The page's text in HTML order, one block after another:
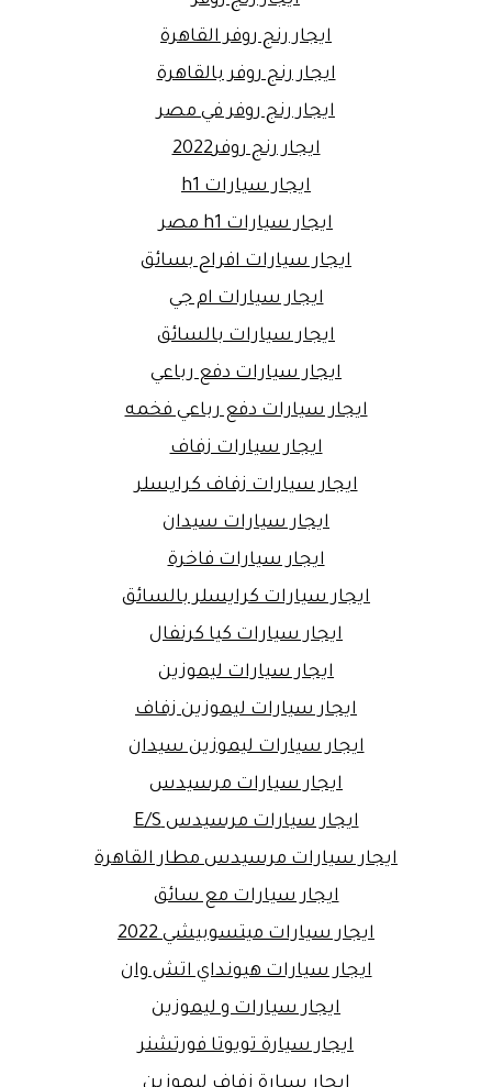
ايجار رنج روفر القاهرة
ايجار رنج روفر بالقاهرة
ايجار رنج روفر في مصر
ايجار رنج روفر2022
ايجار سيارات h1
ايجار سيارات h1 مصر
ايجار سيارات افراح بسائق
ايجار سيارات ام جي
ايجار سيارات بالسائق
ايجار سيارات دفع رباعي
ايجار سيارات دفع رباعي فخمه
ايجار سيارات زفاف
ايجار سيارات زفاف كرايسلر
ايجار سيارات سيدان
ايجار سيارات فاخرة
ايجار سيارات كرايسلر بالسائق
ايجار سيارات كيا كرنفال
ايجار سيارات ليموزين
ايجار سيارات ليموزين زفاف
ايجار سيارات ليموزين سيدان
ايجار سيارات مرسيدس
ايجار سيارات مرسيدس E/S
ايجار سيارات مرسيدس مطار القاهرة
ايجار سيارات مع سائق
ايجار سيارات ميتسوبيشي 2022
ايجار سيارات هيونداي اتش وان
ايجار سيارات و ليموزين
ايجار سيارة تويوتا فورتشنر